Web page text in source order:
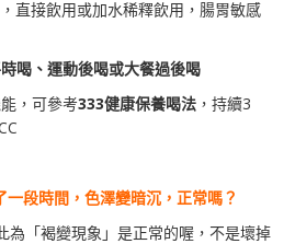
直接飲用或加水稀釋飲用，腸胃敏感
喝、運動後喝或大餐過後喝
，可參考333健康保養喝法，持續3
段時間，色澤變暗沉，正常嗎？
為「褐變現象」是正常的喔，不是壞掉